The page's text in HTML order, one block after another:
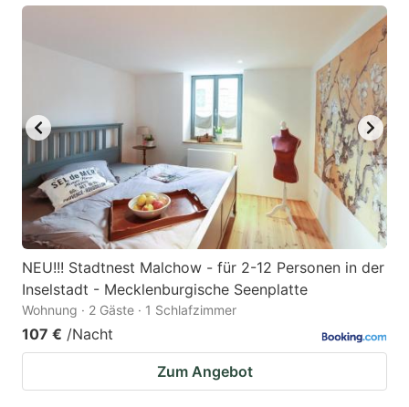
NEU!!! Stadtnest Malchow - für 2-12 Personen in der
Inselstadt - Mecklenburgische Seenplatte
Wohnung · 2 Gäste · 1 Schlafzimmer
107 € /Nacht
Zum Angebot